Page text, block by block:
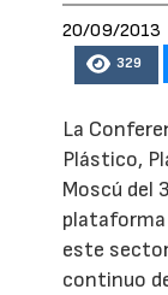
20/09/2013
329
La
Plástico,
Moscú del
este
continuo